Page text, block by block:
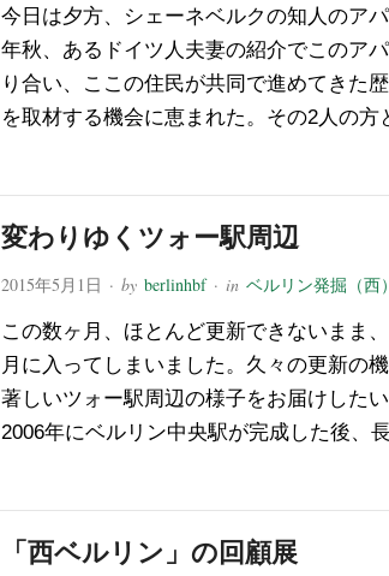
今日は夕方、シェーネベルクの知人のア
年秋、あるドイツ人夫妻の紹介でこのア
り合い、ここの住民が共同で進めてきた
を取材する機会に恵まれた。その2人の方
変わりゆくツォー駅周辺
2015年5月1日 · by berlinhbf· in ベルリン発掘（西）
この数ヶ月、ほとんど更新できないまま
月に入ってしまいました。久々の更新の
著しいツォー駅周辺の様子をお届けしたい
2006年にベルリン中央駅が完成した後、
「西ベルリン」の回顧展